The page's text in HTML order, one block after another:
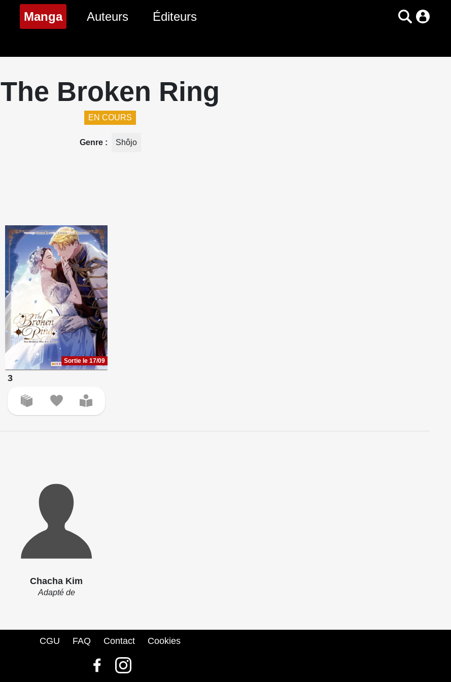
Manga(page courante)
Genres Manga
Auteurs Éditeurs
The Broken Ring
EN COURS
Genre Shôjo
Sortie le 17/09
3
Chacha Kim
Adapté de
CGU FAQ Contact Cookies